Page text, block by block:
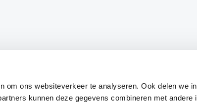
om ons websiteverkeer te analyseren. Ook delen we
kunnen deze gegevens combineren met andere